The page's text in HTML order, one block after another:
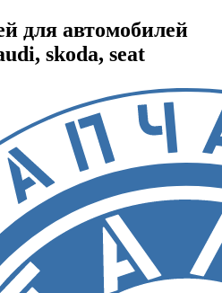
для автомобилей
skoda, seat